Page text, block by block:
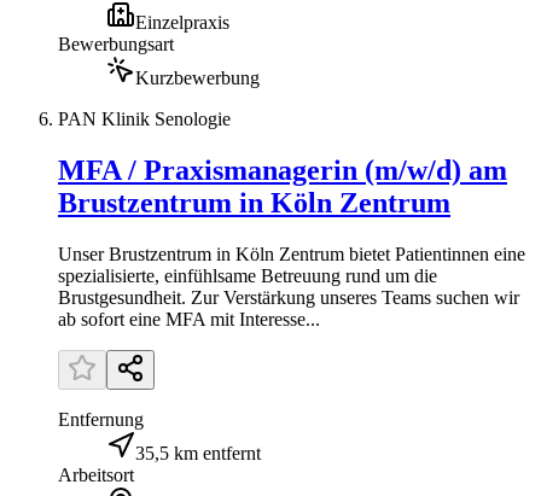
Einzelpraxis
Bewerbungsart
Kurzbewerbung
PAN Klinik Senologie
MFA / Praxismanagerin (m/w/d) am
Brustzentrum in Köln Zentrum
Unser Brustzentrum in Köln Zentrum bietet Patientinnen eine
spezialisierte, einfühlsame Betreuung rund um die
Brustgesundheit. Zur Verstärkung unseres Teams suchen wir
ab sofort eine MFA mit Interesse...
Entfernung
35,5 km entfernt
Arbeitsort